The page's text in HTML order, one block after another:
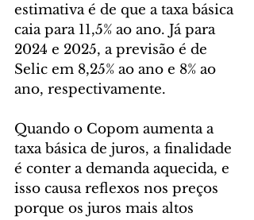
estimativa é de que a taxa básica
caia para 11,5% ao ano. Já para
2024 e 2025, a previsão é de
Selic em 8,25% ao ano e 8% ao
ano, respectivamente.
Quando o Copom aumenta a
taxa básica de juros, a finalidade
é conter a demanda aquecida, e
isso causa reflexos nos preços
porque os juros mais altos